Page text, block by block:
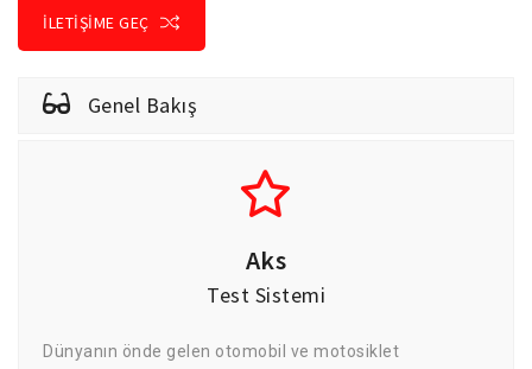
İLETİŞİME GEÇ
Genel Bakış
Aks
Test Sistemi
Dünyanın önde gelen otomobil ve motosiklet